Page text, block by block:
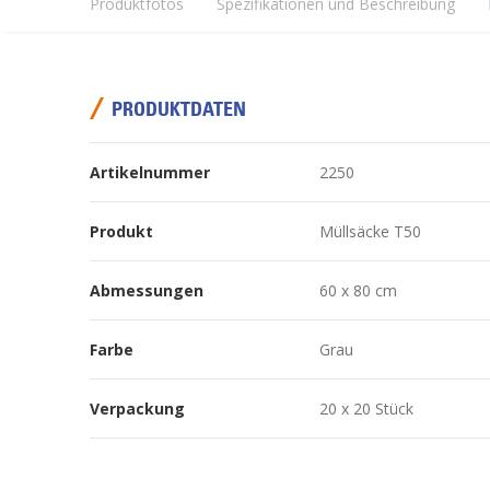
PRODUKTDATEN
Artikelnummer 2250
Produkt Müllsäcke T50
Abmessungen 60 x 80 cm
Farbe Grau
Verpackung 20 x 20 Stück